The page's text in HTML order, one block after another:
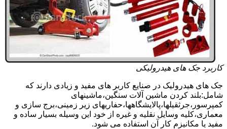
کاربرد جک های هیدرولیکی
جک های هیدرولیک در صنایع کاربر های مفید و زیادی دارند که
شامل:بلند کردن ماشین آلات سنگین،ماشینهای
کمپرسور،جرثقیلها،پالایشگاهها،حفاریهای زیر زمینی،برج سازی و
معماری،کلیه وسایل نقلیه و غیره از خود این وسیله بسیار ساده و
مفید یا مکانیزم کار آن استفاده می شود.